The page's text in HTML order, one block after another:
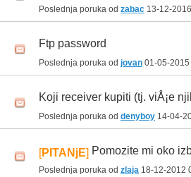
Poslednja poruka od zabac 13-12-2016
Ftp password
Poslednja poruka od jovan 01-05-2015
Koji receiver kupiti (tj. viÅ¡e
Poslednja poruka od denyboy 14-04-
[PITANjE] Pomozite mi oko
Poslednja poruka od zlaja 18-12-2012